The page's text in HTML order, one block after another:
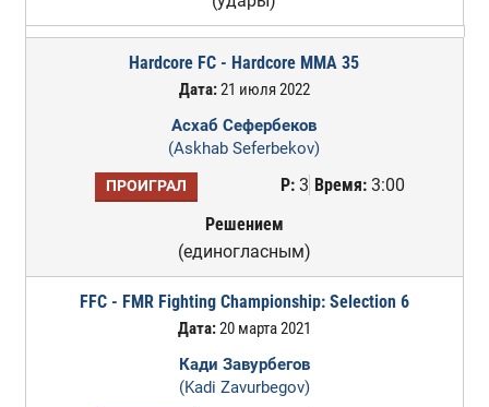
Hardcore FC - Hardcore MMA 35
Дата:21 июля 2022
Асхаб Сефербеков
(Askhab Seferbekov)
ПРОИГРАЛ Р:3 Время:3:00
Решением
(единогласным)
FFC - FMR Fighting Championship: Selection 6
Дата:20 марта 2021
Кади Завурбегов
(Kadi Zavurbegov)